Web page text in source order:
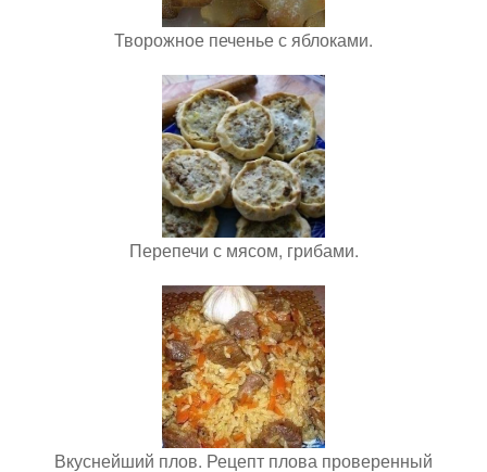
Творожное печенье с яблоками.
Перепечи с мясом, грибами.
Вкуснейший плов. Рецепт плова проверенный